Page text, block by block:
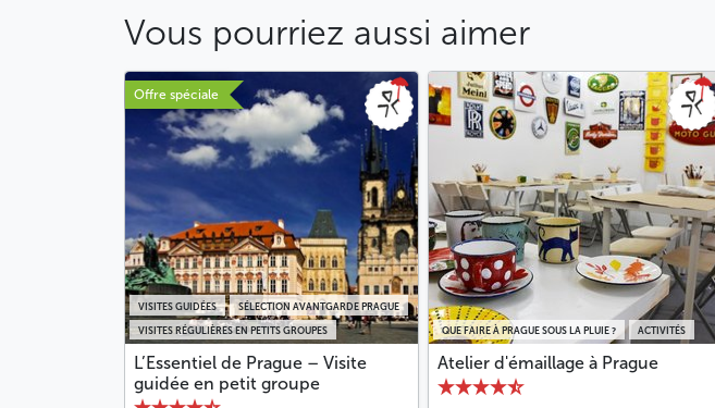
Vous pourriez aussi aimer
Offre spéciale
VISITES RÉGULIÈRES EN PETITS GROUPES
VISITES GUIDÉES SÉLECTION AVANTGARDE PRAGUE
L’Essentiel de Prague – Visite
guidée en petit groupe
QUE FAIRE À PRAGUE SOUS LA PLUIE ? ACTIVITÉS
Atelier d'émaillage à Prague